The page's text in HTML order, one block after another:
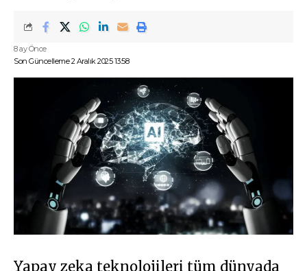
Son Güncelleme 2 Aralık 2025 13:58
8 ay Önce
Yapay zeka teknolojileri tüm dünyada